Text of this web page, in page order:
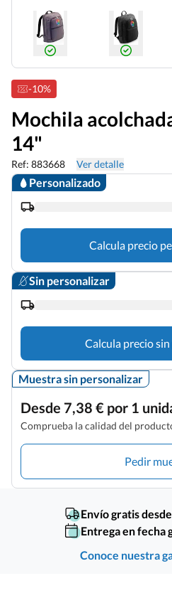
-10%
Mochila
14"
Ref: 883668 Ver detalle
Personalizado
Calcula precio
Sin personalizar
Calcula precio
Muestra sin personalizar
Desde 7,38 € por 1
Comprueba la calidad del
Pedir
Envío gratis
Entrega en fecha
Conoce nuestra